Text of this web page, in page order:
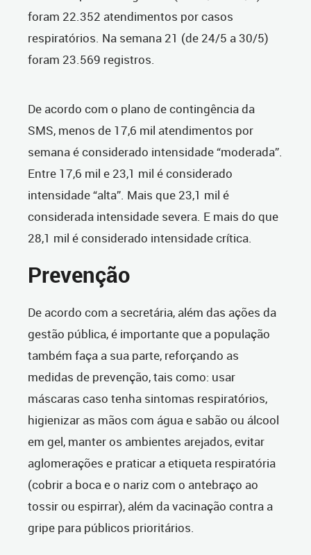
foram 22.352 atendimentos por casos
respiratórios. Na semana 21 (de 24/5 a 30/5)
foram 23.569 registros.
De acordo com o plano de contingência da
SMS, menos de 17,6 mil atendimentos por
semana é considerado intensidade “moderada”.
Entre 17,6 mil e 23,1 mil é considerado
intensidade “alta”. Mais que 23,1 mil é
considerada intensidade severa. E mais do que
28,1 mil é considerado intensidade crítica.
Prevenção
De acordo com a secretária, além das ações da
gestão pública, é importante que a população
também faça a sua parte, reforçando as
medidas de prevenção, tais como: usar
máscaras caso tenha sintomas respiratórios,
higienizar as mãos com água e sabão ou álcool
em gel, manter os ambientes arejados, evitar
aglomerações e praticar a etiqueta respiratória
(cobrir a boca e o nariz com o antebraço ao
tossir ou espirrar), além da vacinação contra a
gripe para públicos prioritários.